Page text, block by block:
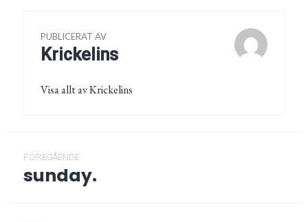
PUBLICERAT AV
Krickelins
Visa allt av Krickelins
FÖREGÅENDE
Föregående
sunday.